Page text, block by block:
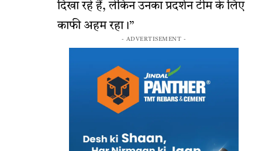
दिखा रहे हैं, लेकिन उनका प्रदर्शन टीम के लिए
काफी अहम रहा।”
- ADVERTISEMENT -